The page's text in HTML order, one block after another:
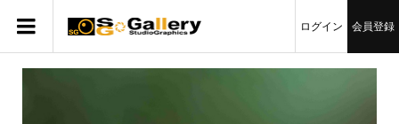
ログイン 会員登録